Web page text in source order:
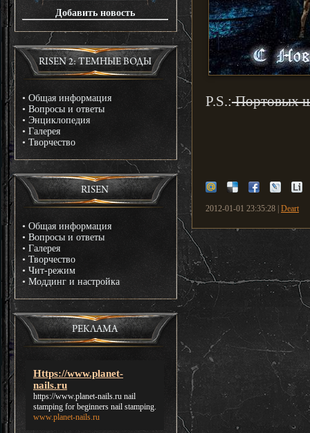
Добавить новость
RISEN 2: ТЕМНЫЕ ВОДЫ
• Общая информация
• Вопросы и ответы
• Энциклопедия
• Галерея
• Творчество
RISEN
• Общая информация
• Вопросы и ответы
• Галерея
• Творчество
• Чит-режим
• Моддинг и настройка
РЕКЛАМА
Https://www.planet-
nails.ru
https://www.planet-nails.ru nail
stamping for beginners nail stamping.
www.planet-nails.ru
P.S.:Портовых
2012-01-01 23:35:28 | Deart